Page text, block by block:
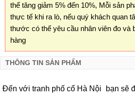
thể tăng giảm 5% đến 10%, Mỗi sản
thực tế khi ra lò, nếu quý khách quan
thước có thể yêu cầu nhân viên đo và
hàng
THÔNG TIN SẢN PHẨM
Đến với tranh phố cổ Hà Nội bạn sẽ